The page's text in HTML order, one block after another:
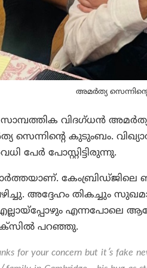
അമർത്യ
വിദഗ്ധൻ അമർത്യ
സെന്നിന്റെ കുടുംബം.
പേർ പോസ്റ്റിട്ടിരുന്നു.
കേംബ്രിഡ്ജിലെ
അദ്ദേഹം തികച്ചും
എല്ലായ്‌പ്പോഴും എന്നപോലെ
പറഞ്ഞു.
for your concern but it’s fake